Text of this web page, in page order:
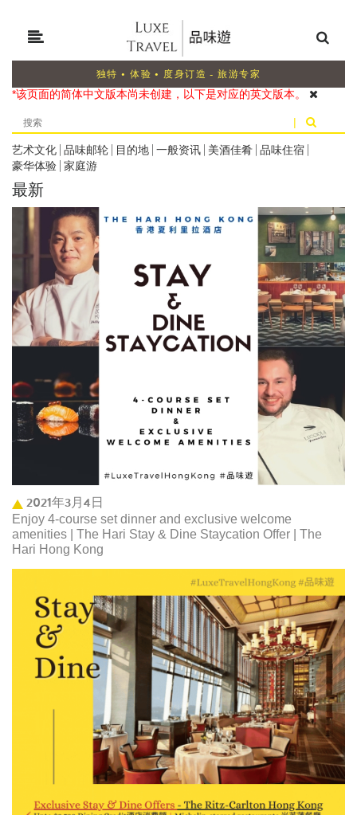
独特 • 体验 • 度身订造 - 旅游专家
*该页面的简体中文版本尚未创建，以下是对应的英文版本。
|
艺术文化 | 品味邮轮 | 目的地 | 一般资讯 | 美酒佳肴 | 品味住宿 |
豪华体验 | 家庭游
最新
2021年3月4日
Enjoy 4-course set dinner and exclusive welcome
amenities | The Hari Stay & Dine Staycation Offer | The
Hari Hong Kong